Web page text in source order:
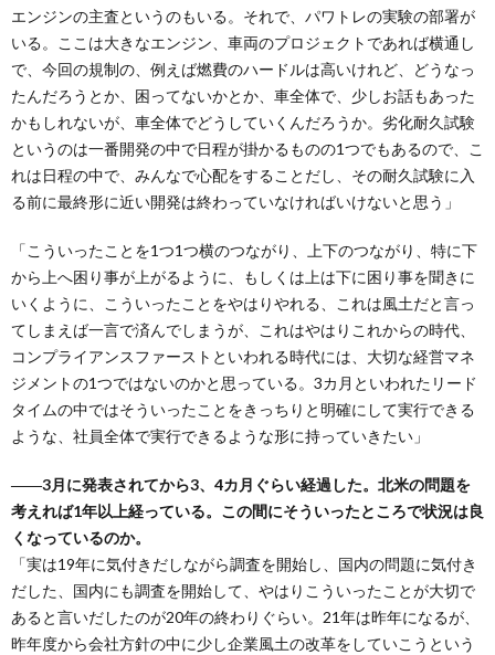
エンジンの主査というのもいる。それで、パワトレの実験の部署が
いる。ここは大きなエンジン、車両のプロジェクトであれば横通し
で、今回の規制の、例えば燃費のハードルは高いけれど、どうなっ
たんだろうとか、困ってないかとか、車全体で、少しお話もあった
かもしれないが、車全体でどうしていくんだろうか。劣化耐久試験
というのは一番開発の中で日程が掛かるものの1つでもあるので、こ
れは日程の中で、みんなで心配をすることだし、その耐久試験に入
る前に最終形に近い開発は終わっていなければいけないと思う」
「こういったことを1つ1つ横のつながり、上下のつながり、特に下
から上へ困り事が上がるように、もしくは上は下に困り事を聞きに
いくように、こういったことをやはりやれる、これは風土だと言っ
てしまえば一言で済んでしまうが、これはやはりこれからの時代、
コンプライアンスファーストといわれる時代には、大切な経営マネ
ジメントの1つではないのかと思っている。3カ月といわれたリード
タイムの中ではそういったことをきっちりと明確にして実行できる
ような、社員全体で実行できるような形に持っていきたい」
――3月に発表されてから3、4カ月ぐらい経過した。北米の問題を
考えれば1年以上経っている。この間にそういったところで状況は良
くなっているのか。
「実は19年に気付きだしながら調査を開始し、国内の問題に気付き
だした、国内にも調査を開始して、やはりこういったことが大切で
あると言いだしたのが20年の終わりぐらい。21年は昨年になるが、
昨年度から会社方針の中に少し企業風土の改革をしていこうという